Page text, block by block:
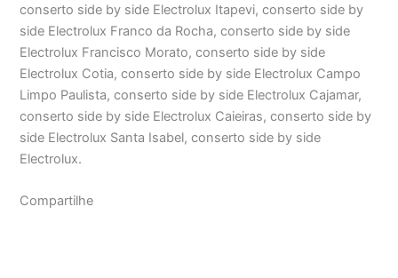
conserto side by side Electrolux Itapevi, conserto side by
side Electrolux Franco da Rocha, conserto side by side
Electrolux Francisco Morato, conserto side by side
Electrolux Cotia, conserto side by side Electrolux Campo
Limpo Paulista, conserto side by side Electrolux Cajamar,
conserto side by side Electrolux Caieiras, conserto side by
side Electrolux Santa Isabel, conserto side by side
Electrolux.
Compartilhe